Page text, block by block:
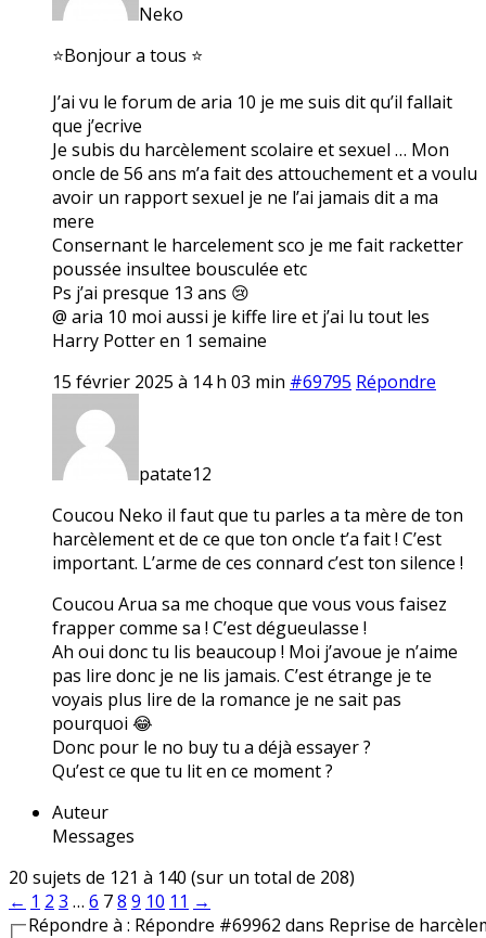
Neko
⭐Bonjour a tous ⭐
J’ai vu le forum de aria 10 je me suis dit qu’il fallait
que j’ecrive
Je subis du harcèlement scolaire et sexuel … Mon
oncle de 56 ans m’a fait des attouchement et a voulu
avoir un rapport sexuel je ne l’ai jamais dit a ma
mere
Consernant le harcelement sco je me fait racketter
poussée insultee bousculée etc
Ps j’ai presque 13 ans 😢
@ aria 10 moi aussi je kiffe lire et j’ai lu tout les
Harry Potter en 1 semaine
15 février 2025 à 14 h 03 min #69795 Répondre
patate12
Coucou Neko il faut que tu parles a ta mère de ton
harcèlement et de ce que ton oncle t’a fait ! C’est
important. L’arme de ces connard c’est ton silence !
Coucou Arua sa me choque que vous vous faisez
frapper comme sa ! C’est dégueulasse !
Ah oui donc tu lis beaucoup ! Moi j’avoue je n’aime
pas lire donc je ne lis jamais. C’est étrange je te
voyais plus lire de la romance je ne sait pas
pourquoi 😂
Donc pour le no buy tu a déjà essayer ?
Qu’est ce que tu lit en ce moment ?
Auteur
Messages
20 sujets de 121 à 140 (sur un total de 208)
← 1 2 3 … 6 78 9 10 11 →
Répondre à : Répondre #69962 dans Reprise de